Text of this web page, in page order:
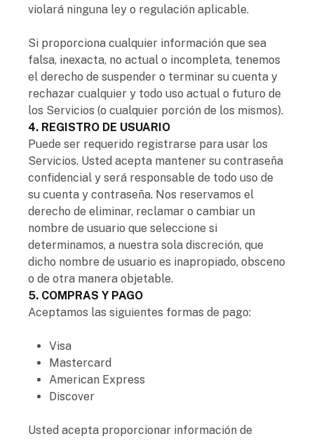
violará ninguna ley o regulación aplicable.
Si proporciona cualquier información que sea
falsa, inexacta, no actual o incompleta, tenemos
el derecho de suspender o terminar su cuenta y
rechazar cualquier y todo uso actual o futuro de
los Servicios (o cualquier porción de los mismos).
4. REGISTRO DE USUARIO
Puede ser requerido registrarse para usar los
Servicios. Usted acepta mantener su contraseña
confidencial y será responsable de todo uso de
su cuenta y contraseña. Nos reservamos el
derecho de eliminar, reclamar o cambiar un
nombre de usuario que seleccione si
determinamos, a nuestra sola discreción, que
dicho nombre de usuario es inapropiado, obsceno
o de otra manera objetable.
5. COMPRAS Y PAGO
Aceptamos las siguientes formas de pago:
Visa
Mastercard
American Express
Discover
Usted acepta proporcionar información de